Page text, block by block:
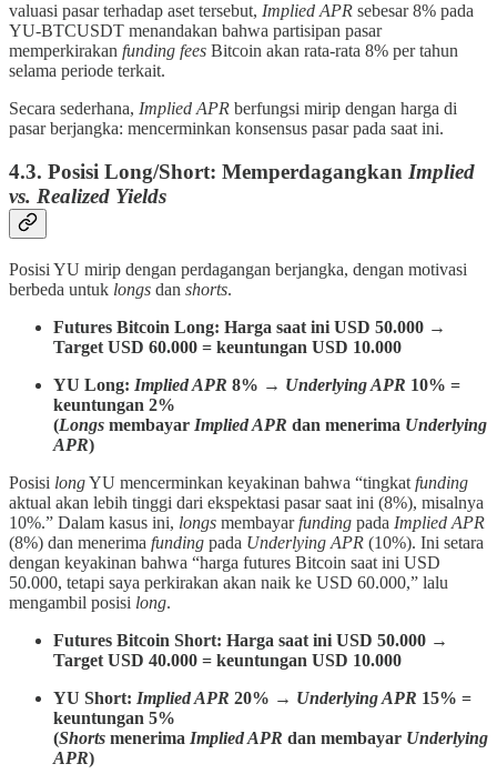
valuasi pasar terhadap aset tersebut, Implied APR sebesar 8% pada
YU-BTCUSDT menandakan bahwa partisipan pasar
memperkirakan funding fees Bitcoin akan rata-rata 8% per tahun
selama periode terkait.
Secara sederhana, Implied APR berfungsi mirip dengan harga di
pasar berjangka: mencerminkan konsensus pasar pada saat ini.
4.3. Posisi Long/Short: Memperdagangkan Implied
vs. Realized Yields
Posisi YU mirip dengan perdagangan berjangka, dengan motivasi
berbeda untuk longs dan shorts.
Futures Bitcoin Long: Harga saat ini USD 50.000 →
Target USD 60.000 = keuntungan USD 10.000
YU Long: Implied APR 8% → Underlying APR 10% =
keuntungan 2%
(Longs membayar Implied APR dan menerima Underlying
APR)
Posisi longYU mencerminkan keyakinan bahwa “tingkat funding
aktual akan lebih tinggi dari ekspektasi pasar saat ini (8%), misalnya
10%.” Dalam kasus ini, longs membayarfunding pada Implied APR
(8%) dan menerima funding pada Underlying APR (10%). Ini setara
dengan keyakinan bahwa “harga futures Bitcoin saat ini USD
50.000, tetapi saya perkirakan akan naik ke USD 60.000,” lalu
mengambil posisi long.
Futures Bitcoin Short: Harga saat ini USD 50.000 →
Target USD 40.000 = keuntungan USD 10.000
YU Short: Implied APR 20% → Underlying APR 15% =
keuntungan 5%
(Shorts menerima Implied APR dan membayar Underlying
APR)